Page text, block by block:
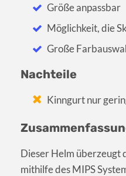
Größe anpassbar
Möglichkeit, die
Große
Nachteile
Kinngurt nur
Dieser Helm überzeugt
mithilfe des MIPS